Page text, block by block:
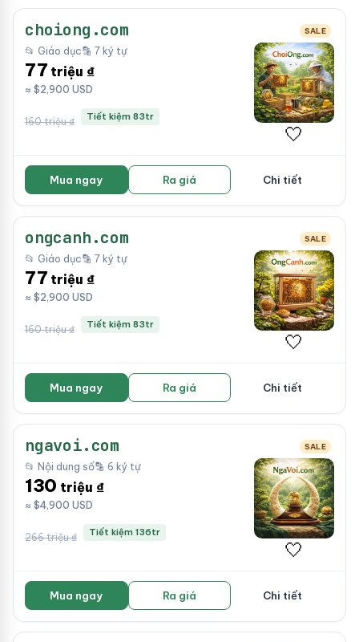
choiong.com SALE
📂 Giáo dục🔡 7 ký tự
77 triệu ₫
≈ $2,900 USD
160 triệu ₫ Tiết kiệm 83tr
🤍
Mua ngay Ra giá Chi tiết
ongcanh.com SALE
📂 Giáo dục🔡 7 ký tự
77 triệu ₫
≈ $2,900 USD
160 triệu ₫ Tiết kiệm 83tr
🤍
Mua ngay Ra giá Chi tiết
ngavoi.com SALE
📂 Nội dung số🔡 6 ký tự
130 triệu ₫
≈ $4,900 USD
266 triệu ₫ Tiết kiệm 136tr
🤍
Mua ngay Ra giá Chi tiết